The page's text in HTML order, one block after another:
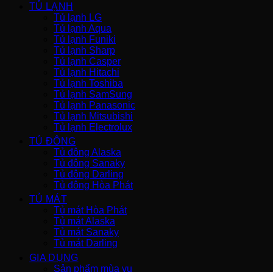
TỦ LẠNH
Tủ lạnh LG
Tủ lạnh Aqua
Tủ lạnh Funiki
Tủ lạnh Sharp
Tủ lạnh Casper
Tủ lạnh Hitachi
Tủ lạnh Toshiba
Tủ lạnh SamSung
Tủ lạnh Panasonic
Tủ lạnh Mitsubishi
Tủ lạnh Electrolux
TỦ ĐÔNG
Tủ đông Alaska
Tủ đông Sanaky
Tủ đông Darling
Tủ đông Hòa Phát
TỦ MÁT
Tủ mát Hòa Phát
Tủ mát Alaska
Tủ mát Sanaky
Tủ mát Darling
GIA DỤNG
Sản phẩm mùa vụ